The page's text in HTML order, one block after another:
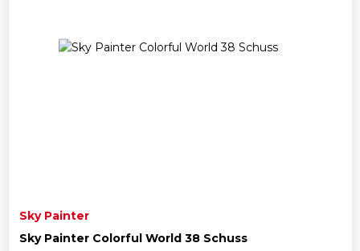
Sky Painter
Sky Painter Colorful World 38 Schuss